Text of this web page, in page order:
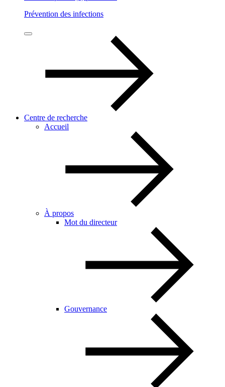
Prévention des infections
Centre de recherche
Accueil
À propos
Mot du directeur
Gouvernance